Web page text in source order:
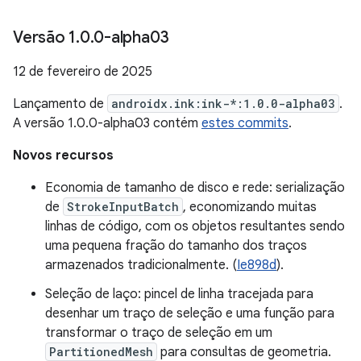
Versão 1.0.0-alpha03
12 de fevereiro de 2025
Lançamento de androidx.ink:ink-*:1.0.0-alpha03 .
A versão 1.0.0-alpha03 contém estes commits.
Novos recursos
Economia de tamanho de disco e rede: serialização
de StrokeInputBatch , economizando muitas
linhas de código, com os objetos resultantes sendo
uma pequena fração do tamanho dos traços
armazenados tradicionalmente. (Ie898d).
Seleção de laço: pincel de linha tracejada para
desenhar um traço de seleção e uma função para
transformar o traço de seleção em um
PartitionedMesh para consultas de geometria.